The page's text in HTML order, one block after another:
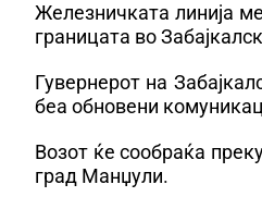
Железничката линија
границата во
Гувернерот на
беа обновени
Возот ќе сообраќа
град Манџули.